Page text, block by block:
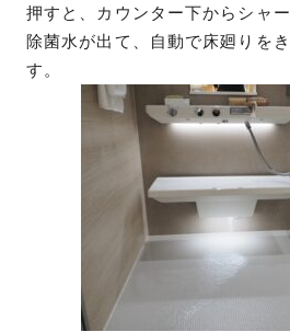
押すと、カウンター下からシャ
除菌水が出て、自動で床廻りを
す。